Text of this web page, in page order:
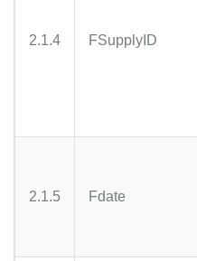
2.1.4 FSupplyID
2.1.5 Fdate